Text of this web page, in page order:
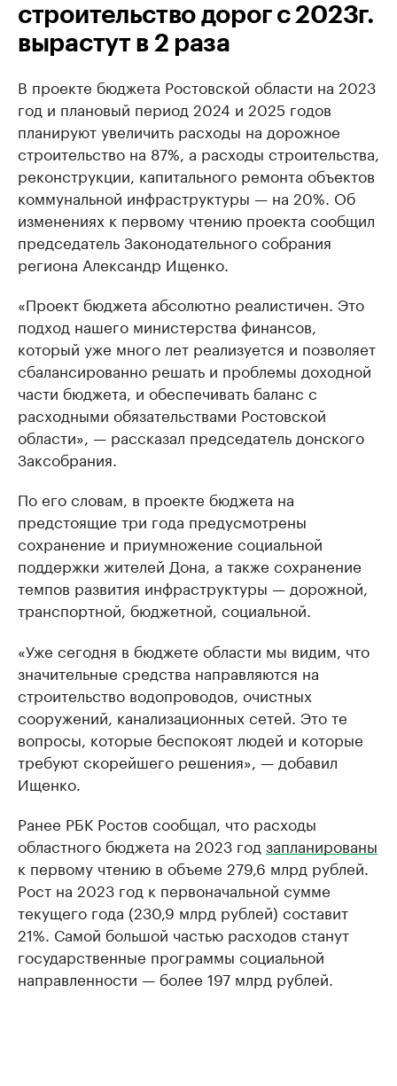
строительство дорог с 2023г.
вырастут в 2 раза
В проекте бюджета Ростовской области на 2023
год и плановый период 2024 и 2025 годов
планируют увеличить расходы на дорожное
строительство на 87%, а расходы строительства,
реконструкции, капитального ремонта объектов
коммунальной инфраструктуры — на 20%. Об
изменениях к первому чтению проекта сообщил
председатель Законодательного собрания
региона Александр Ищенко.
«Проект бюджета абсолютно реалистичен. Это
подход нашего министерства финансов,
который уже много лет реализуется и позволяет
сбалансированно решать и проблемы доходной
части бюджета, и обеспечивать баланс с
расходными обязательствами Ростовской
области», — рассказал председатель донского
Заксобрания.
По его словам, в проекте бюджета на
предстоящие три года предусмотрены
сохранение и приумножение социальной
поддержки жителей Дона, а также сохранение
темпов развития инфраструктуры — дорожной,
транспортной, бюджетной, социальной.
«Уже сегодня в бюджете области мы видим, что
значительные средства направляются на
строительство водопроводов, очистных
сооружений, канализационных сетей. Это те
вопросы, которые беспокоят людей и которые
требуют скорейшего решения», — добавил
Ищенко.
Ранее РБК Ростов сообщал, что расходы
областного бюджета на 2023 год запланированы
к первому чтению в объеме 279,6 млрд рублей.
Рост на 2023 год к первоначальной сумме
текущего года (230,9 млрд рублей) составит
21%. Самой большой частью расходов станут
государственные программы социальной
направленности — более 197 млрд рублей.